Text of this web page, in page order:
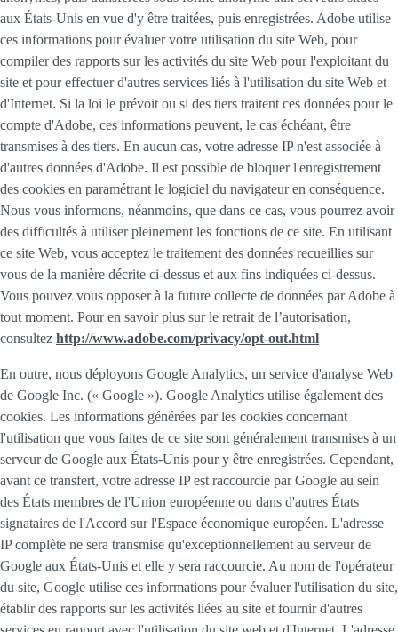
aux États-Unis en vue d'y être traitées, puis enregistrées. Adobe utilise
ces informations pour évaluer votre utilisation du site Web, pour
compiler des rapports sur les activités du site Web pour l'exploitant du
site et pour effectuer d'autres services liés à l'utilisation du site Web et
d'Internet. Si la loi le prévoit ou si des tiers traitent ces données pour le
compte d'Adobe, ces informations peuvent, le cas échéant, être
transmises à des tiers. En aucun cas, votre adresse IP n'est associée à
d'autres données d'Adobe. Il est possible de bloquer l'enregistrement
des cookies en paramétrant le logiciel du navigateur en conséquence.
Nous vous informons, néanmoins, que dans ce cas, vous pourrez avoir
des difficultés à utiliser pleinement les fonctions de ce site. En utilisant
ce site Web, vous acceptez le traitement des données recueillies sur
vous de la manière décrite ci-dessus et aux fins indiquées ci-dessus.
Vous pouvez vous opposer à la future collecte de données par Adobe à
tout moment. Pour en savoir plus sur le retrait de l’autorisation,
consultez http://www.adobe.com/privacy/opt-out.html
En outre, nous déployons Google Analytics, un service d'analyse Web
de Google Inc. (« Google »). Google Analytics utilise également des
cookies. Les informations générées par les cookies concernant
l'utilisation que vous faites de ce site sont généralement transmises à un
serveur de Google aux États-Unis pour y être enregistrées. Cependant,
avant ce transfert, votre adresse IP est raccourcie par Google au sein
des États membres de l'Union européenne ou dans d'autres États
signataires de l'Accord sur l'Espace économique européen. L'adresse
IP complète ne sera transmise qu'exceptionnellement au serveur de
Google aux États-Unis et elle y sera raccourcie. Au nom de l'opérateur
du site, Google utilise ces informations pour évaluer l'utilisation du site,
établir des rapports sur les activités liées au site et fournir d'autres